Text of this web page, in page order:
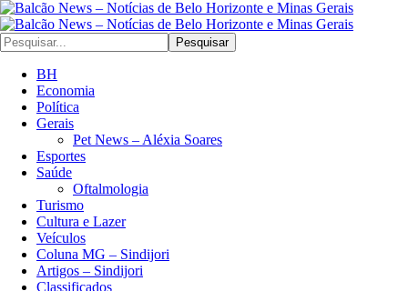
Pesquisar
BH
Economia
Política
Gerais
Pet News – Aléxia Soares
Esportes
Saúde
Oftalmologia
Turismo
Cultura e Lazer
Veículos
Coluna MG – Sindijori
Artigos – Sindijori
Classificados